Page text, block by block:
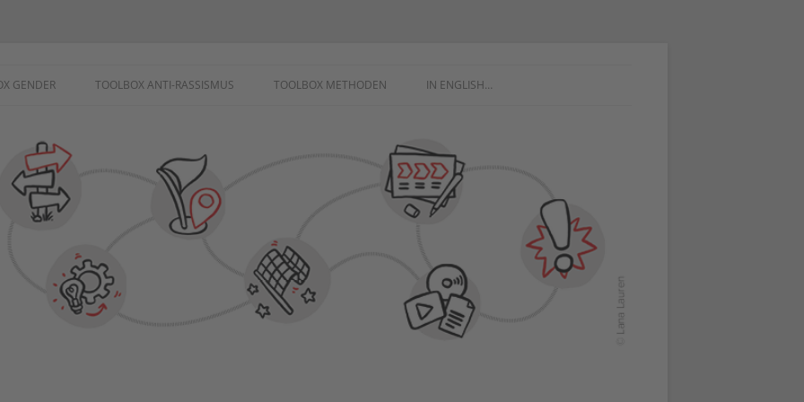
GENDER TOOLBOX ANTI-RASSISMUS TOOLBOX METHODEN IN ENGLISH…